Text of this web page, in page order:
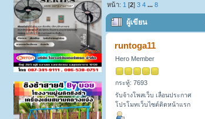
หน้า: 1 [2]3 4 ...8
ผู้เขียน
runtoga11
Hero Member
กระทู้: 7693
รับจ้างโพสเว็บ เลื่อนประกาศ
โปรโมทเว็บไซต์ติดหน้าแรก